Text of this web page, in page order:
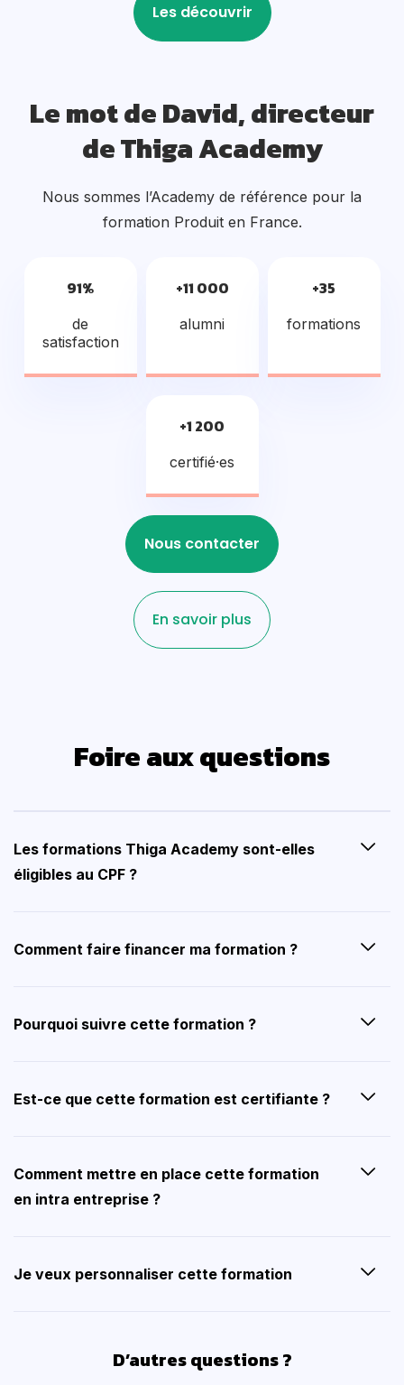
Le mot de David, directeur
de Thiga Academy
Nous sommes l’Academy de référence pour la
formation Produit en France.
91%
de
satisfaction
+11 000
alumni
+35
formations
+1 200
certifié·es
Nous contacter
En savoir plus
Foire aux questions
Les formations Thiga Academy sont-elles
éligibles au CPF ?
Comment faire financer ma formation ?
Pourquoi suivre cette formation ?
Est-ce que cette formation est certifiante ?
Comment mettre en place cette formation
en intra entreprise ?
Je veux personnaliser cette formation
D’autres questions ?